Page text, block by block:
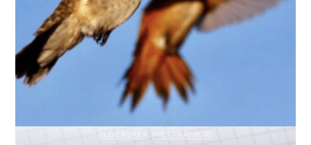
IN DE KIJKER MIES PARTNERS